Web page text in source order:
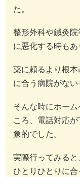
た。
整形外科や鍼灸
に悪化する時もあ
薬に頼るより根
に合う病院がない
そんな時にホー
ころ、電話対応
象的でした。
実際行ってみると
ひとりひとりに